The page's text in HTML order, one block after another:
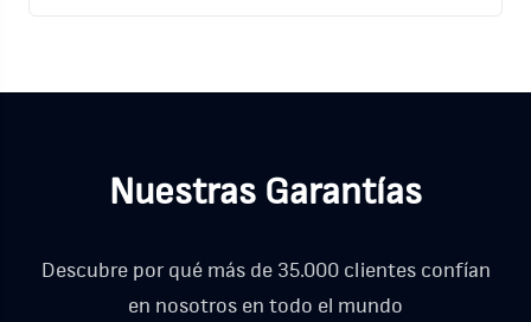
Nuestras Garantías
Descubre por qué más de 35.000 clientes confían
en nosotros en todo el mundo